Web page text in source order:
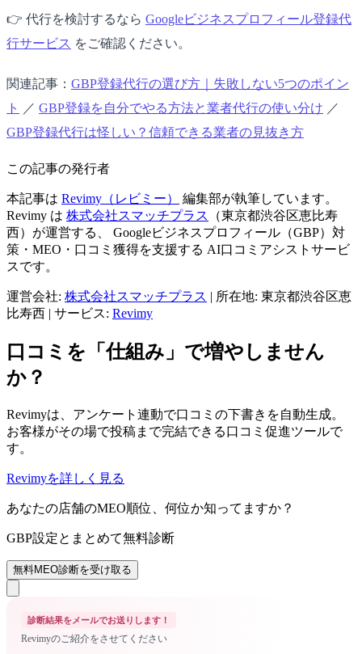
👉 代行を検討するなら Googleビジネスプロフィール登録代
行サービス をご確認ください。
関連記事： GBP登録代行の選び方｜失敗しない5つのポイン
ト
／ GBP登録を自分でやる方法と業者代行の使い分け ／
GBP登録代行は怪しい？信頼できる業者の見抜き方
この記事の発行者
本記事は Revimy（レビミー）
編集部が執筆しています。
Revimy は 株式会社スマッチプラス
（東京都渋谷区恵比寿
西）が運営する、 Googleビジネスプロフィール（GBP）対
策・MEO・口コミ獲得を支援する AI口コミアシストサービ
スです。
運営会社: 株式会社スマッチプラス | 所在地: 東京都渋谷区恵
比寿西 | サービス: Revimy
口コミを「仕組み」で増やしません
か？
Revimyは、アンケート連動で口コミの下書きを自動生成。
お客様がその場で投稿まで完結できる口コミ促進ツールで
す。
Revimyを詳しく見る
あなたの店舗のMEO順位、何位か知ってますか？
GBP設定とまとめて無料診断
無料MEO診断を受け取る
診断結果をメールでお送りします！
Revimyのご紹介をさせてください